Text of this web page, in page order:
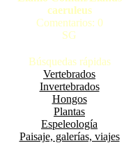
caeruleus
Comentarios: 0
SG
Búsquedas rápidas
Vertebrados
Invertebrados
Hongos
Plantas
Espeleología
Paisaje, galerías, viajes